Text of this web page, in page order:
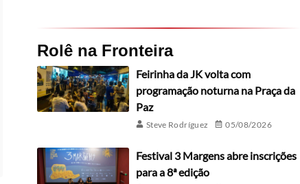
Rolê na Fronteira
Feirinha da JK volta com
programação noturna na Praça da
Paz
Steve Rodríguez 05/08/2026
Festival 3 Margens abre inscrições
para a 8ª edição